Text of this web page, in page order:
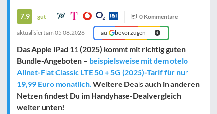
7.9 gut 0 Kommentare
aktualisiert am 05.08.2026 auf bevorzugen
Das Apple iPad 11 (2025) kommt mit richtig guten
Bundle-Angeboten – beispielsweise mit dem otelo
Allnet-Flat Classic LTE 50 + 5G (2025)-Tarif für nur
19,99 Euro monatlich. Weitere Deals auch in anderen
Netzen findest Du im Handyhase-Dealvergleich
weiter unten!